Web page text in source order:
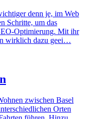
denn je, im Web
Schritte, um das
Optimierung. Mit ihr
wirklich dazu geei…
zwischen Basel
Orten